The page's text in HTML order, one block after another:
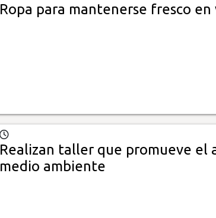
Ropa para mantenerse fresco en
Realizan taller que promueve el
medio ambiente